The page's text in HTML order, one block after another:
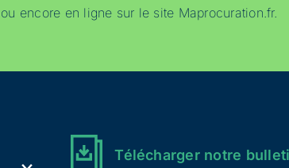
ou encore en ligne sur le site Maprocuration.fr.
Télécharger notre